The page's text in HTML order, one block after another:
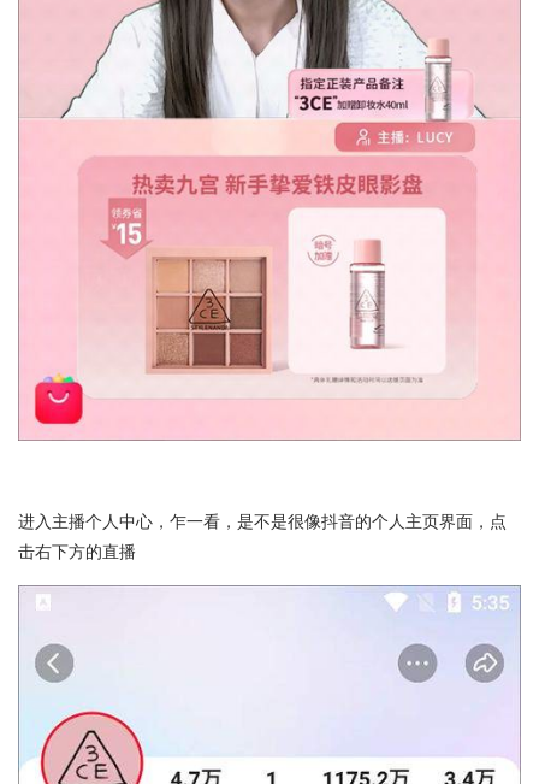
进入主播个人中心，乍一看，是不是很像抖音的个人主页界面，点
击右下方的直播